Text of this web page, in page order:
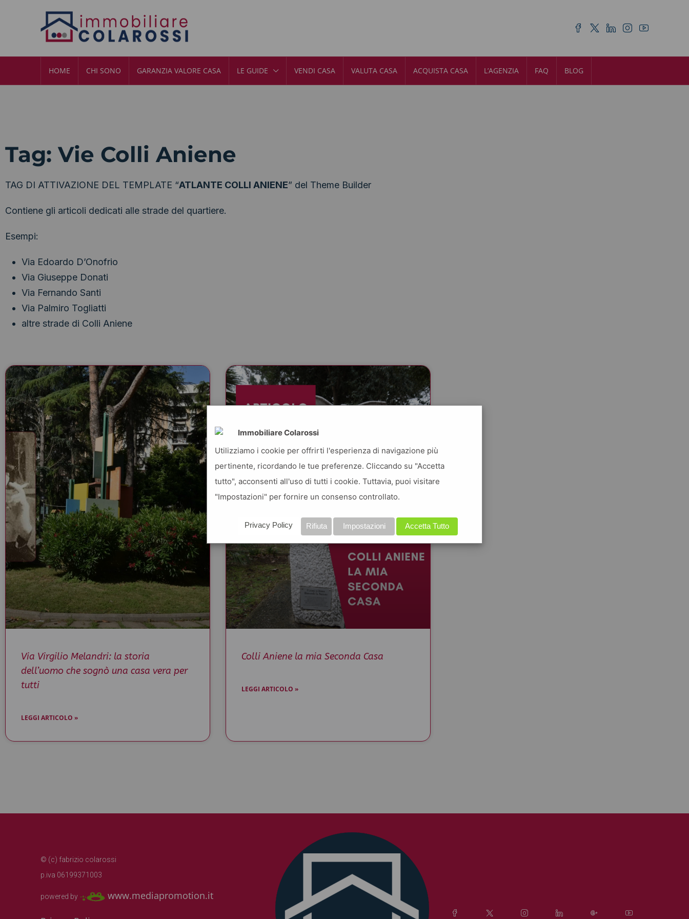
HOME CHI SONO GARANZIA VALORE CASA LE GUIDE VENDI CASA VALUTA CASA ACQUISTA CASA L’AGENZIA FAQ BLOG
Tag: Vie Colli Aniene
TAG DI ATTIVAZIONE DEL TEMPLATE “ATLANTE COLLI ANIENE” del Theme Builder
Contiene gli articoli dedicati alle strade del quartiere.
Esempi:
Via Edoardo D’Onofrio
Via Giuseppe Donati
Via Fernando Santi
Via Palmiro Togliatti
altre strade di Colli Aniene
Via Virgilio Melandri: la storia
dell’uomo che sognò una casa vera per
tutti
LEGGI ARTICOLO »
Colli Aniene la mia Seconda Casa
LEGGI ARTICOLO »
© (c) fabrizio colarossi
p.iva 06199371003
powered by www.mediapromotion.it
Immobiliare Colarossi
Utilizziamo i cookie per offrirti l'esperienza di navigazione più
pertinente, ricordando le tue preferenze. Cliccando su "Accetta
tutto", acconsenti all'uso di tutti i cookie. Tuttavia, puoi visitare
"Impostazioni" per fornire un consenso controllato.
Accetta Tutto
Impostazioni
Rifiuta
Privacy Policy